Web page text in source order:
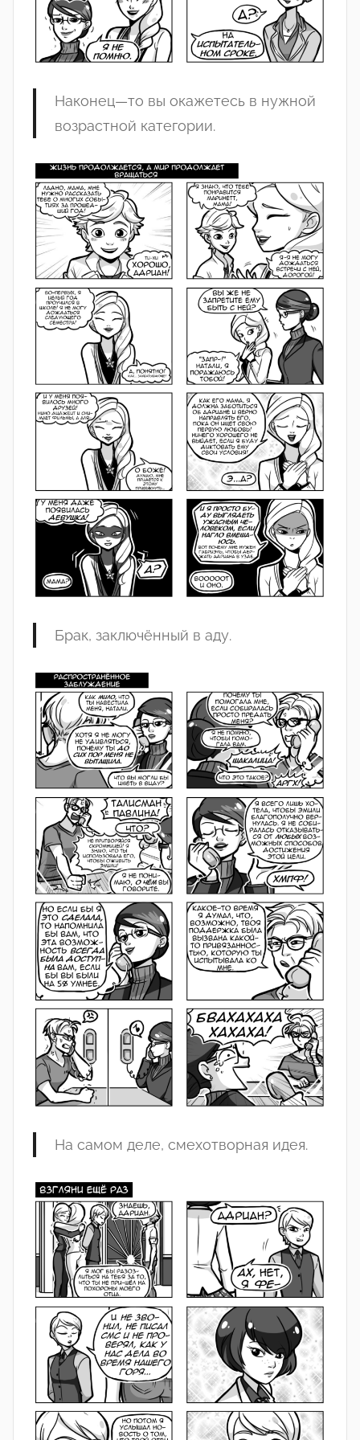
Наконец—то вы окажетесь в нужной
возрастной категории.
Брак, заключённый в аду.
На самом деле, смехотворная идея.